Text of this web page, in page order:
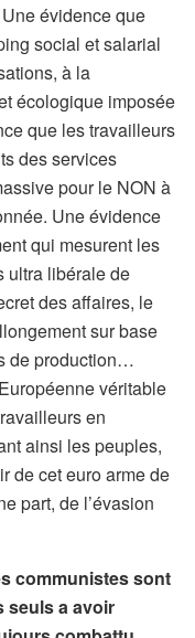
évidence que
social et salarial
à la
écologique imposée
que les travailleurs
des services
pour le NON à
Une évidence
qui mesurent les
ultra libérale de
des affaires, le
sur base
de production…
véritable
en
ainsi les peuples,
de cet euro arme de
part, de l’évasion
communistes sont
seuls a avoir